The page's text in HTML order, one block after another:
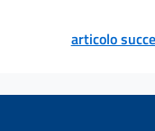
articolo